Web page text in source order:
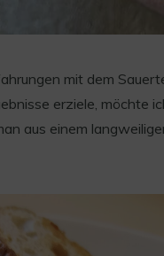
mit dem
erziele, möchte
aus einem